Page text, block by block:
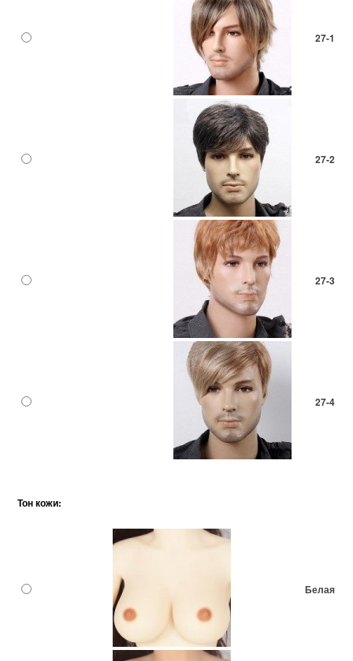
27-1
27-2
27-3
27-4
Тон кожи:
Белая